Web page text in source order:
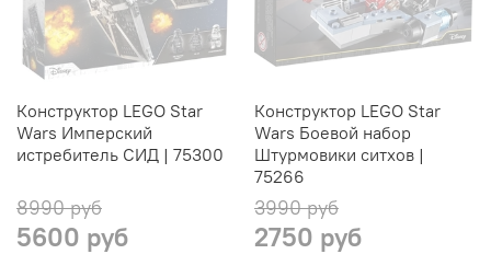
Конструктор LEGO Star
Wars Имперский
истребитель СИД | 75300
8990 руб
5600 руб
Конструктор LEGO Star
Wars Боевой набор
Штурмовики ситхов |
75266
3990 руб
2750 руб